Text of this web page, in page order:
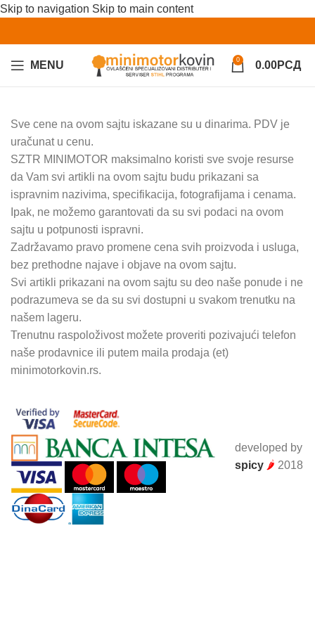
Skip to navigation Skip to main content
MENU 0 0.00РСД
Sve cene na ovom sajtu iskazane su u dinarima. PDV je
uračunat u cenu.
SZTR MINIMOTOR maksimalno koristi sve svoje resurse
da Vam svi artikli na ovom sajtu budu prikazani sa
ispravnim nazivima, specifikacija, fotografijama i cenama.
Ipak, ne možemo garantovati da su svi podaci na ovom
sajtu u potpunosti ispravni.
Zadržavamo pravo promene cena svih proizvoda i usluga,
bez prethodne najave i objave na ovom sajtu.
Svi artikli prikazani na ovom sajtu su deo naše ponude i ne
podrazumeva se da su svi dostupni u svakom trenutku na
našem lageru.
Trenutnu raspoloživost možete proveriti pozivajući telefon
naše prodavnice ili putem maila prodaja (et)
minimotorkovin.rs.
developed by
spicy 🌶 2018